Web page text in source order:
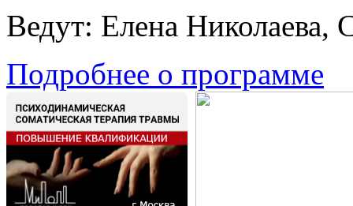
Ведут: Елена Николаева,
Подробнее о программе